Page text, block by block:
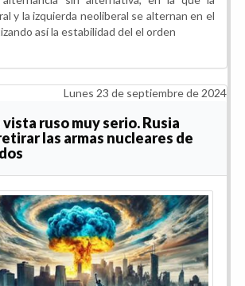
y la izquierda neoliberal se alternan en el
así la estabilidad del el orden
Lunes 23 de septiembre de 2024
ruso muy serio. Rusia
las armas nucleares de